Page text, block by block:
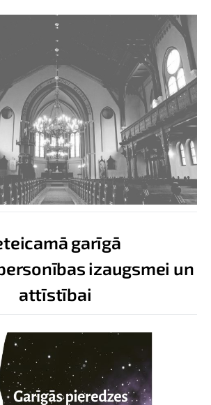
garīgā
izaugsmei un
attīstībai